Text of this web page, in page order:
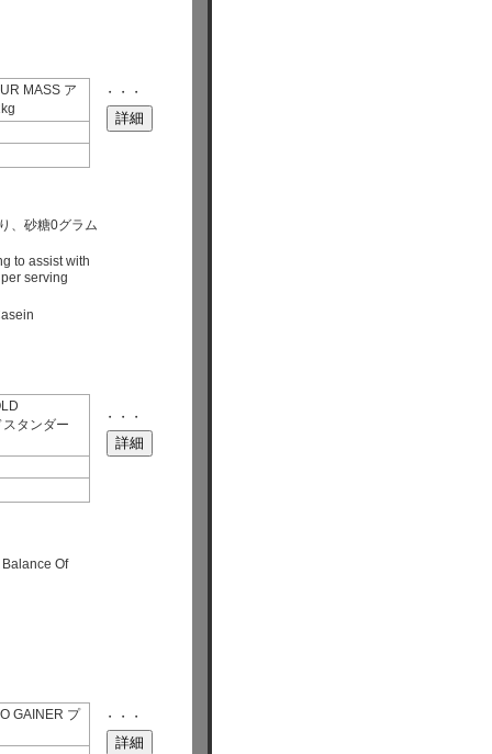
MASS ア
・・・
、砂糖0グラム
to assist with
serving
タンダー
・・・
Of
GAINER プ
・・・